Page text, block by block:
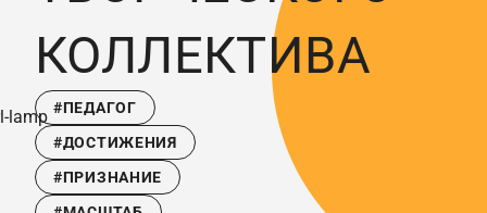
КОЛЛЕКТИВА
#ПЕДАГОГ
#ДОСТИЖЕНИЯ
#ПРИЗНАНИЕ